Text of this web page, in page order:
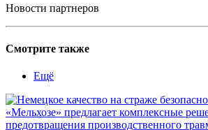
Новости партнеров
Смотрите также
Ещё